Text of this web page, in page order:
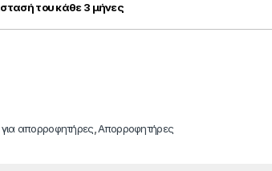
του κάθε 3 μήνες
απορροφητήρες ,Απορροφητήρες